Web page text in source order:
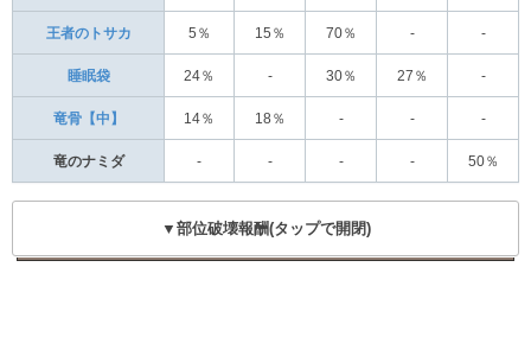
王者のトサカ 5％ 15％ 70％ - -
睡眠袋 24％ - 30％ 27％ -
竜骨【中】 14％ 18％ - - -
竜のナミダ - - - - 50％
▼部位破壊報酬(タップで開閉)